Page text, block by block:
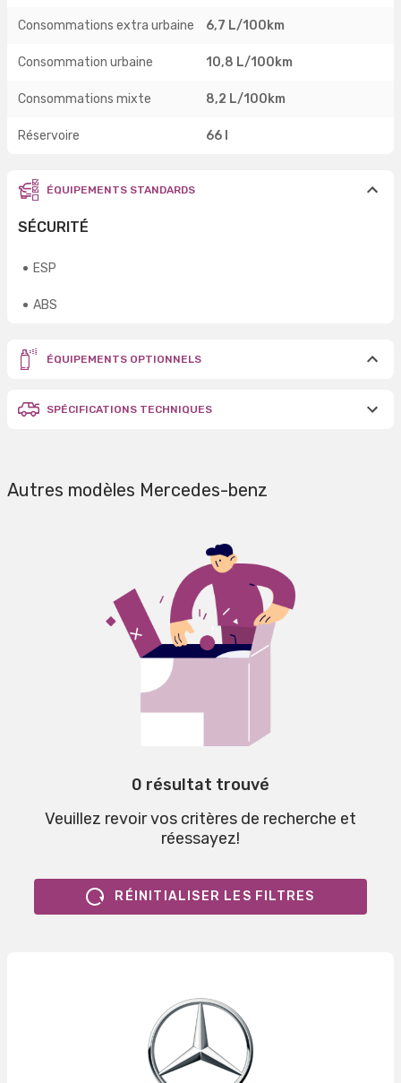
Consommations extra urbaine 6,7 L/100km
Consommation urbaine 10,8 L/100km
Consommations mixte 8,2 L/100km
Réservoire 66 l
ÉQUIPEMENTS STANDARDS
SÉCURITÉ
ESP
ABS
ÉQUIPEMENTS OPTIONNELS
SPÉCIFICATIONS TECHNIQUES
Autres modèles Mercedes-benz
0 résultat trouvé
Veuillez revoir vos critères de recherche et
réessayez!
RÉINITIALISER LES FILTRES